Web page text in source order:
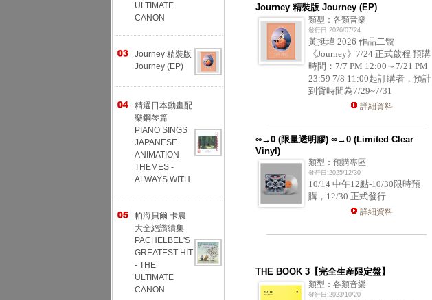
ULTIMATE
CANON
Journey 精裝版
Journey (EP)
精選日本動畫配
樂鋼琴篇
PIANO SINGS
JAPANESE
ANIMATION
THEMES -
ALWAYS WITH
帕海貝爾 卡農
大全絕讚續集
PACHELBEL'S
GREATEST HIT
- THE
ULTIMATE
CANON
Journey 精裝版 Journey (EP)
類型：各類音樂
發行日:2026/07/24
黃挺瑋 2026 作品二號
《Journey》7/24 正式啟程 預購
時間：7/7 PM 12:00～7/21 PM
23:59 7/8 11:00起訂購者，預計
到貨時間為7/29~7/31
詳細資料
∞→0 (限量透明膠) ∞→0 (Limited Clear
Vinyl)
類型：預購專區
發行日:2025/12/30
10/14 中午12點-10/30限時預
購，12/30 正式發行
詳細資料
THE BOOK 3【完全生産限定盤】
類型：各類音樂
發行日:2023/10/20